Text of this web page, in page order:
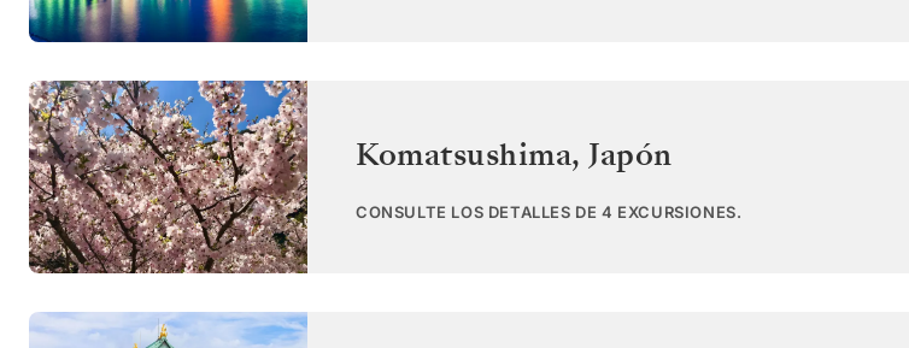
Komatsushima, Japón
CONSULTE LOS DETALLES DE 4 EXCURSIONES.